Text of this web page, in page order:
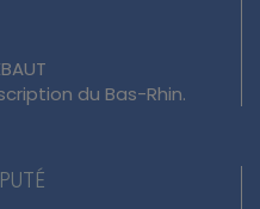
du Bas-Rhin.